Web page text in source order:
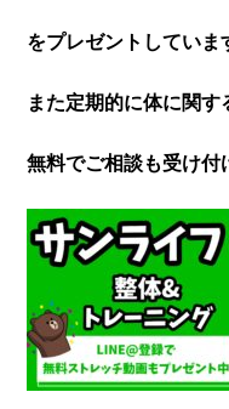
をプレゼントしていま
また定期的に体に関す
無料でご相談も受け付